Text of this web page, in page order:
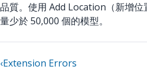
品質。使用 Add Location（新增
量少於 50,000 個的模型。
‹Extension Errors